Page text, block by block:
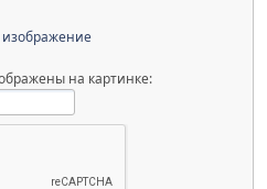
изображение
на картинке: